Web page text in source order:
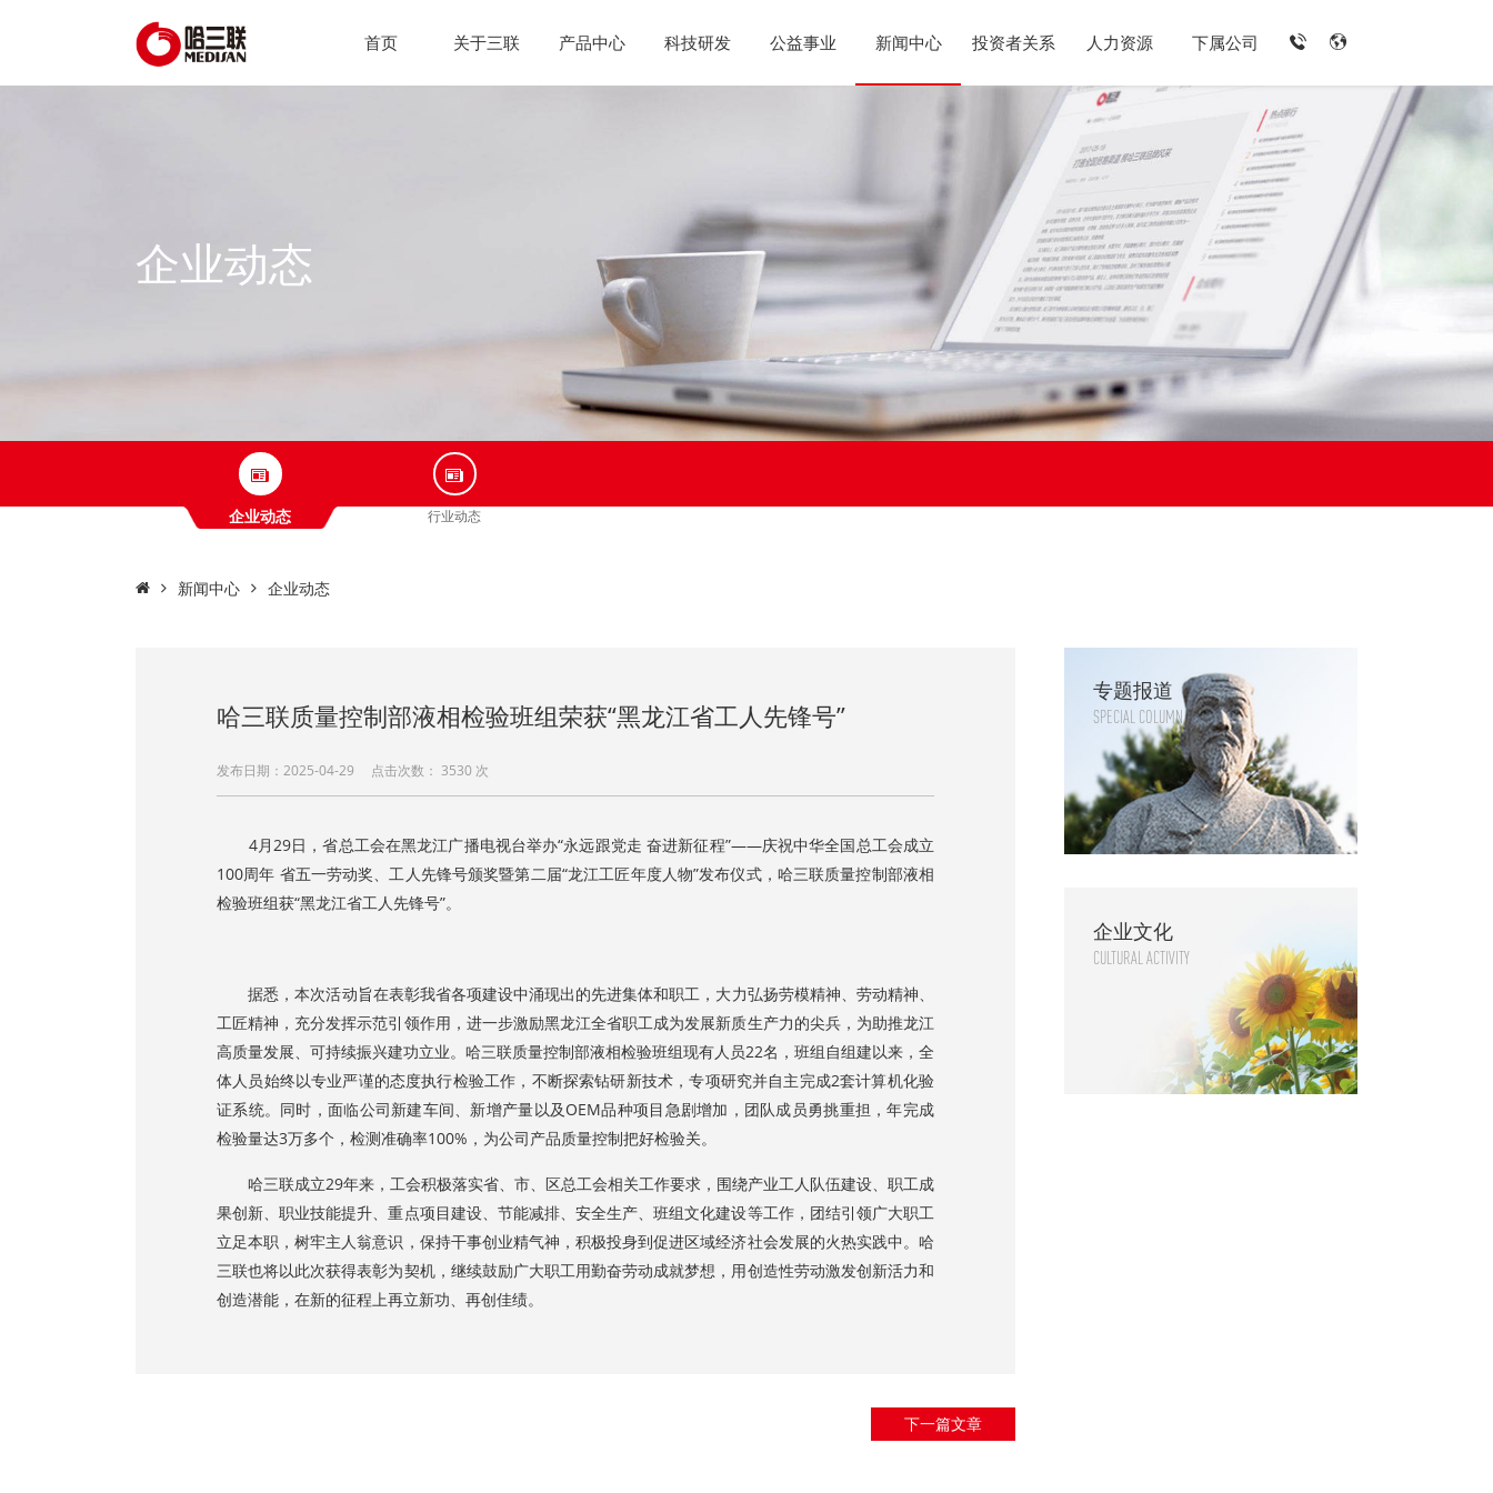
首页 关于三联 产品中心 科技研发 公益事业 新闻中心 投资者关系 人力资源 下属公司
企业动态
企业动态 行业动态
新闻中心 企业动态
哈三联质量控制部液相检验班组荣获“黑龙江省工人先锋号”
发布日期：2025-04-29 点击次数： 3530 次
4月29日，省总工会在黑龙江广播电视台举办“永远跟党走 奋进新征程”——庆祝中华全国总工会成立
100周年 省五一劳动奖、工人先锋号颁奖暨第二届“龙江工匠年度人物”发布仪式，哈三联质量控制部液相
检验班组获“黑龙江省工人先锋号”。
据悉，本次活动旨在表彰我省各项建设中涌现出的先进集体和职工，大力弘扬劳模精神、劳动精神、
工匠精神，充分发挥示范引领作用，进一步激励黑龙江全省职工成为发展新质生产力的尖兵，为助推龙江
高质量发展、可持续振兴建功立业。哈三联质量控制部液相检验班组现有人员22名，班组自组建以来，全
体人员始终以专业严谨的态度执行检验工作，不断探索钻研新技术，专项研究并自主完成2套计算机化验
证系统。同时，面临公司新建车间、新增产量以及OEM品种项目急剧增加，团队成员勇挑重担，年完成
检验量达3万多个，检测准确率100%，为公司产品质量控制把好检验关。
哈三联成立29年来，工会积极落实省、市、区总工会相关工作要求，围绕产业工人队伍建设、职工成
果创新、职业技能提升、重点项目建设、节能减排、安全生产、班组文化建设等工作，团结引领广大职工
立足本职，树牢主人翁意识，保持干事创业精气神，积极投身到促进区域经济社会发展的火热实践中。哈
三联也将以此次获得表彰为契机，继续鼓励广大职工用勤奋劳动成就梦想，用创造性劳动激发创新活力和
创造潜能，在新的征程上再立新功、再创佳绩。
专题报道
SPECIAL COLUMN
企业文化
CULTURAL ACTIVITY
下一篇文章